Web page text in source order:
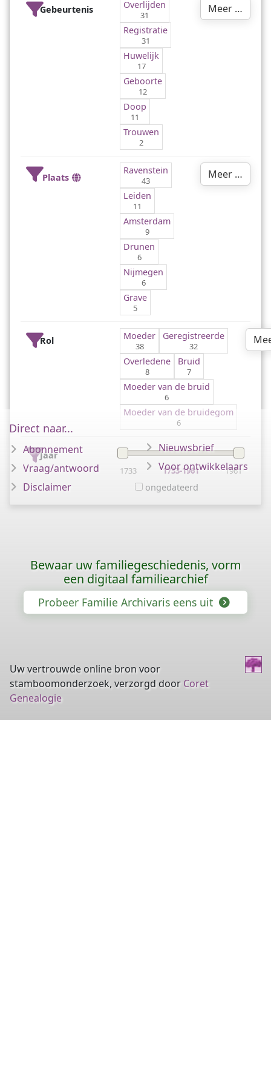
Gebeurtenis Overlijden
31
Registratie
31
Huwelijk
17
Geboorte
12
Doop
11
Trouwen
2
Meer …
Plaats
Ravenstein
43
Leiden
11
Amsterdam
9
Drunen
6
Nijmegen
6
Grave
5
Meer …
Rol Moeder
38
Geregistreerde
32
Overledene
8
Bruid
7
Moeder van de bruid
6
Moeder van de bruidegom
6
Jaar
1733 1961
1733-1961
ongedateerd
Direct naar...
Abonnement
Vraag/antwoord
Disclaimer
Nieuwsbrief
Voor ontwikkelaars
Bewaar uw familiegeschiedenis, vorm
een digitaal familiearchief
Probeer Familie Archivaris eens uit
Uw vertrouwde online bron voor
stamboomonderzoek, verzorgd door Coret
Genealogie